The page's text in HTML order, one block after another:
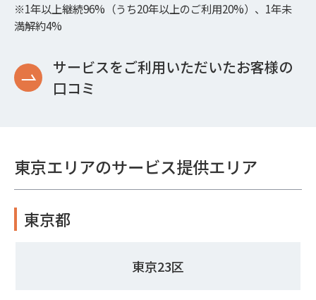
※1年以上継続96%（うち20年以上のご利用20%）、1年未
満解約4%
サービスをご利用いただいたお客様の
口コミ
東京エリアのサービス提供エリア
東京都
東京23区